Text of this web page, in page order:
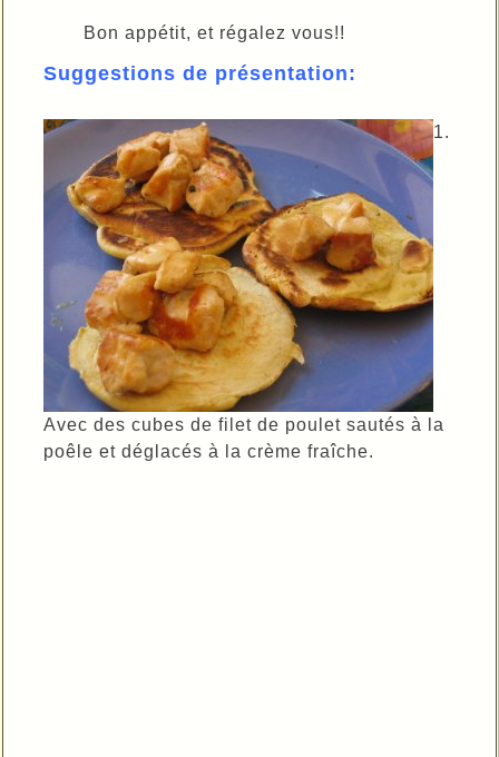
Bon appétit, et régalez vous!!
Suggestions de présentation:
1.
Avec des cubes de filet de poulet sautés à la
poêle et déglacés à la crème fraîche.